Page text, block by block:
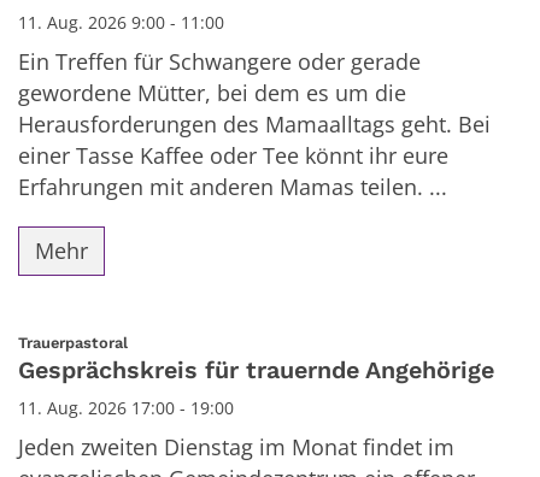
11. Aug. 2026 9:00 - 11:00
Ein Treffen für Schwangere oder gerade
gewordene Mütter, bei dem es um die
Herausforderungen des Mamaalltags geht. Bei
einer Tasse Kaffee oder Tee könnt ihr eure
Erfahrungen mit anderen Mamas teilen. ...
Mehr
Trauerpastoral
Gesprächskreis für trauernde Angehörige
11. Aug. 2026 17:00 - 19:00
Jeden zweiten Dienstag im Monat findet im